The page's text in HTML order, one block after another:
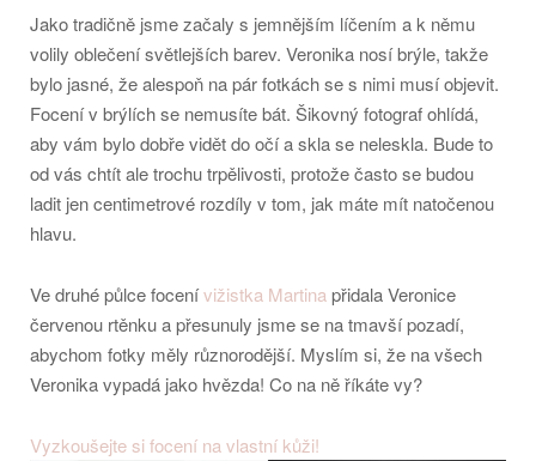
Jako tradičně jsme začaly s jemnějším líčením a k němu
volily oblečení světlejších barev. Veronika nosí brýle, takže
bylo jasné, že alespoň na pár fotkách se s nimi musí objevit.
Focení v brýlích se nemusíte bát. Šikovný fotograf ohlídá,
aby vám bylo dobře vidět do očí a skla se neleskla. Bude to
od vás chtít ale trochu trpělivosti, protože často se budou
ladit jen centimetrové rozdíly v tom, jak máte mít natočenou
hlavu.
Ve druhé půlce focenívižistka Martina přidala Veronice
červenou rtěnku a přesunuly jsme se na tmavší pozadí,
abychom fotky měly různorodější. Myslím si, že na všech
Veronika vypadá jako hvězda! Co na ně říkáte vy?
Vyzkoušejte si focení na vlastní kůži!